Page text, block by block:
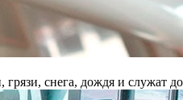
снега, дождя и служат